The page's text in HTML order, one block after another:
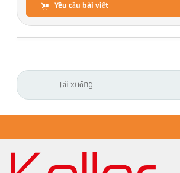
Yêu cầu bài viết
Tải xuống